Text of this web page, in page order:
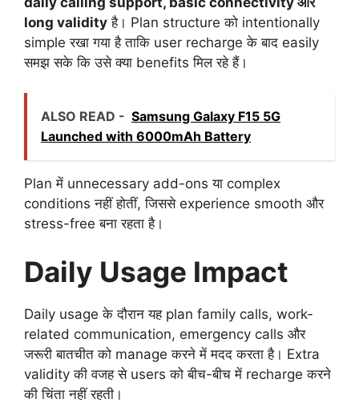
long validity है। Plan structure को intentionally
simple रखा गया है ताकि user recharge के बाद easily
समझ सके कि उसे क्या benefits मिल रहे हैं।
ALSO READ - Samsung Galaxy F15 5G
Launched with 6000mAh Battery
Plan में unnecessary add-ons या complex
conditions नहीं होतीं, जिससे experience smooth और
stress-free बना रहता है।
Daily Usage Impact
Daily usage के दौरान यह plan family calls, work-
related communication, emergency calls और
जरूरी बातचीत को manage करने में मदद करता है। Extra
validity की वजह से users को बीच-बीच में recharge करने
की चिंता नहीं रहती।